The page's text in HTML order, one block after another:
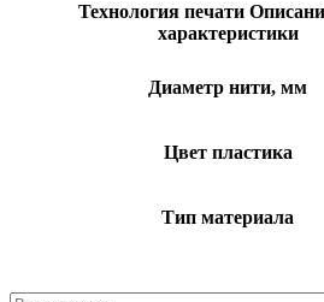
Технология печати
характеристики
Диаметр нити, мм
Цвет пластика
Тип материала